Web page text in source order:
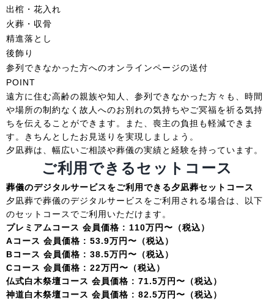
出棺・花入れ
火葬・収骨
精進落とし
後飾り
参列できなかった方へのオンラインページの送付
POINT
遠方に住む高齢の親族や知人、参列できなかった方々も、時間
や場所の制約なく故人へのお別れの気持ちやご冥福を祈る気持
ちを伝えることができます。また、喪主の負担も軽減できま
す。きちんとしたお見送りを実現しましょう。
夕凪葬は、幅広いご相談や葬儀の実績と経験を持っています。
ご利用できるセットコース
葬儀のデジタルサービスをご利用できる夕凪葬セットコース
夕凪葬で葬儀のデジタルサービスをご利用される場合は、以下
のセットコースでご利用いただけます。
プレミアムコース 会員価格 : 110万円〜（税込）
Aコース 会員価格 : 53.9万円〜（税込）
Bコース 会員価格 : 38.5万円〜（税込）
Cコース 会員価格 : 22万円〜（税込）
仏式白木祭壇コース 会員価格 : 71.5万円〜（税込）
神道白木祭壇コース 会員価格 : 82.5万円〜（税込）